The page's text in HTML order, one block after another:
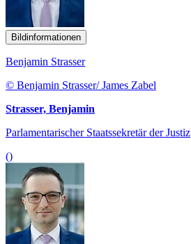
Bildinformationen
Benjamin Strasser
© Benjamin Strasser/ James Zabel
Strasser, Benjamin
Parlamentarischer Staatssekretär der Justiz
()